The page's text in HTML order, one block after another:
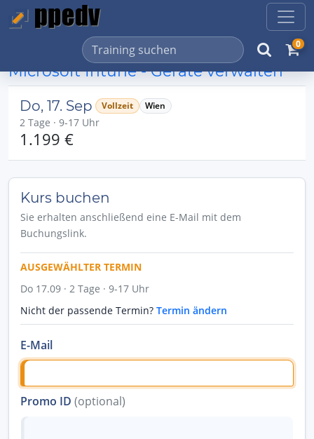
0
Microsoft Intune - Geräte verwalten
Do, 17. Sep Vollzeit Wien
2 Tage · 9-17 Uhr
1.199 €
Kurs buchen
Sie erhalten anschließend eine E-Mail mit dem
Buchungslink.
AUSGEWÄHLTER TERMIN
Do 17.09 · 2 Tage · 9-17 Uhr
Nicht der passende Termin? Termin ändern
E-Mail
Promo ID (optional)